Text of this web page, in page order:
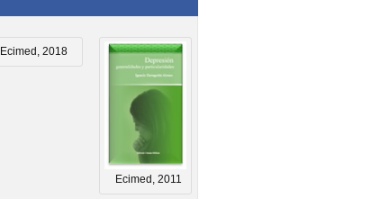
Ecimed, 2018
Ecimed, 2011